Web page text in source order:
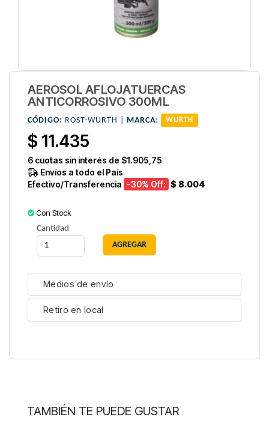
AEROSOL AFLOJATUERCAS
ANTICORROSIVO 300ML
CÓDIGO: ROST-WURTH | MARCA: WURTH
$ 11.435
6 cuotas sin interés de $1.905,75
Envíos a todo el País
Efectivo/Transferencia -30% Off: $ 8.004
Con Stock
Cantidad
Medios de envío
Retiro en local
TAMBIÉN TE PUEDE GUSTAR